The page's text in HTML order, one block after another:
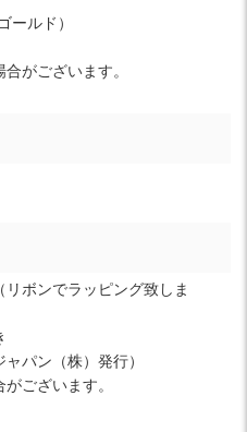
ールド）
がございます。
リボンでラッピング致しま
パン（株）発行）
ございます。